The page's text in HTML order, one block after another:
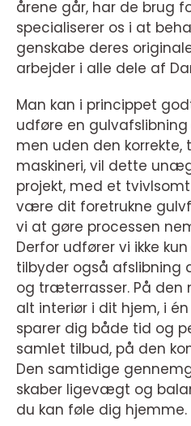
årene går, har de brug
specialiserer os i at
genskabe deres
arbejder i alle dele af
Man kan i princippet
udføre en
men uden den korrekte,
maskineri, vil dette
projekt, med et
være dit foretrukne
vi at gøre processen
Derfor udfører vi ikke
tilbyder også afslibning
og træterrasser. På den
alt interiør i dit hjem, i
sparer dig både tid og
samlet tilbud, på den
Den samtidige
skaber ligevægt og
du kan føle dig hjemme.